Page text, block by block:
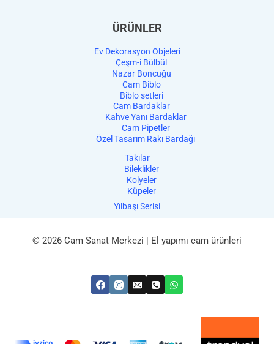
ÜRÜNLER
Ev Dekorasyon Objeleri
Çeşm-i Bülbül
Nazar Boncuğu
Cam Biblo
Biblo setleri
Cam Bardaklar
Kahve Yanı Bardaklar
Cam Pipetler
Özel Tasarım Rakı Bardağı
Takılar
Bileklikler
Kolyeler
Küpeler
Yılbaşı Serisi
© 2026 Cam Sanat Merkezi | El yapımı cam ürünleri